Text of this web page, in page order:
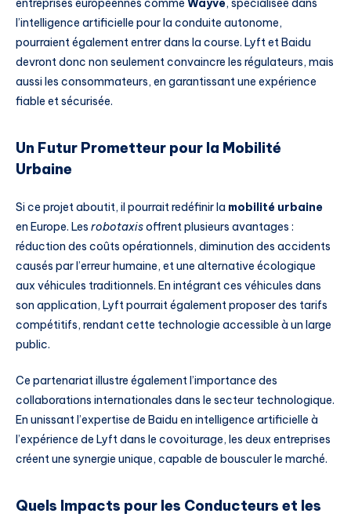
entreprises européennes comme Wayve, spécialisée dans
l’intelligence artificielle pour la conduite autonome,
pourraient également entrer dans la course. Lyft et Baidu
devront donc non seulement convaincre les régulateurs, mais
aussi les consommateurs, en garantissant une expérience
fiable et sécurisée.
Un Futur Prometteur pour la Mobilité
Urbaine
Si ce projet aboutit, il pourrait redéfinir la mobilité urbaine
en Europe. Les robotaxisoffrent plusieurs avantages :
réduction des coûts opérationnels, diminution des accidents
causés par l’erreur humaine, et une alternative écologique
aux véhicules traditionnels. En intégrant ces véhicules dans
son application, Lyft pourrait également proposer des tarifs
compétitifs, rendant cette technologie accessible à un large
public.
Ce partenariat illustre également l’importance des
collaborations internationales dans le secteur technologique.
En unissant l’expertise de Baidu en intelligence artificielle à
l’expérience de Lyft dans le covoiturage, les deux entreprises
créent une synergie unique, capable de bousculer le marché.
Quels Impacts pour les Conducteurs et les